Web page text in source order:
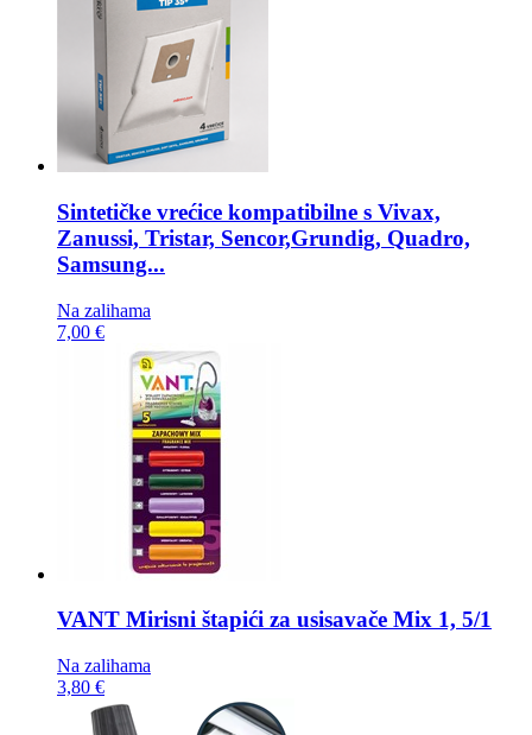
Sintetičke vrećice kompatibilne s Vivax,
Zanussi, Tristar, Sencor,Grundig, Quadro,
Samsung...
Na zalihama
7,00 €
VANT Mirisni štapići za usisavače Mix 1, 5/1
Na zalihama
3,80 €